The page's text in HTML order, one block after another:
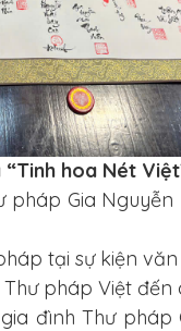
hoa Nét
Gia
tại sự kiện văn
pháp Việt đến
đình Thư pháp